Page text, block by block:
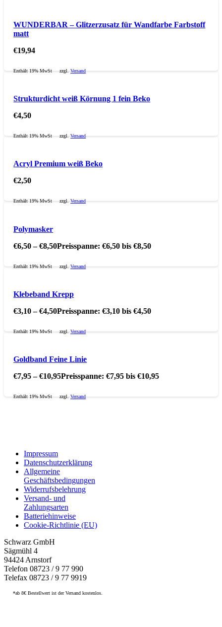
WUNDERBAR – Glitzerzusatz für Wandfarbe Farbstoff
matt
€19,94
Enthält 19% MwSt zzgl.Versand
Strukturdicht weiß Körnung 1 fein Beko
€4,50
Enthält 19% MwSt zzgl.Versand
Acryl Premium weiß Beko
€2,50
Enthält 19% MwSt zzgl.Versand
Polymasker
€6,50 –€8,50Preisspanne: €6,50 bis €8,50
Enthält 19% MwSt zzgl.Versand
Klebeband Krepp
€3,10 –€4,50Preisspanne: €3,10 bis €4,50
Enthält 19% MwSt zzgl.Versand
Goldband Feine Linie
€7,95 –€10,95Preisspanne: €7,95 bis €10,95
Enthält 19% MwSt zzgl.Versand
Impressum
Datenschutzerklärung
Allgemeine
Geschäftsbedingungen
Widerrufsbelehrung
Versand- und
Zahlungsarten
Batteriehinweise
Cookie-Richtlinie (EU)
Schwarz GmbH
Sägmühl 4
94424 Arnstorf
Telefon 08723 / 9 77 990
Telefax 08723 / 9 77 9919
*ab 8€ Bestellwert ist der Versand kostenlos.